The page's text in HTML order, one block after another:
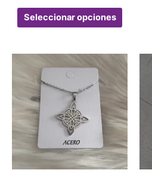
Seleccionar opciones
página